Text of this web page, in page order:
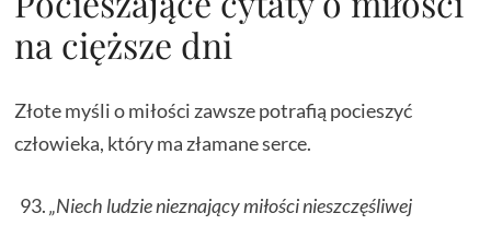
na cięższe dni
Złote myśli o miłości zawsze potrafią pocieszyć
człowieka, który ma złamane serce.
„Niech ludzie nieznający miłości nieszczęśliwej